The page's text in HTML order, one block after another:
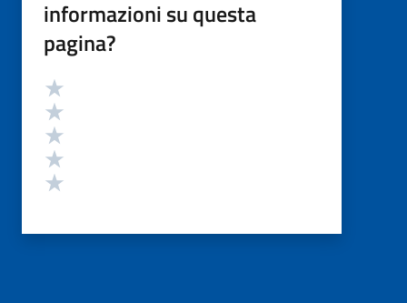
informazioni su questa
pagina?
Valutazione